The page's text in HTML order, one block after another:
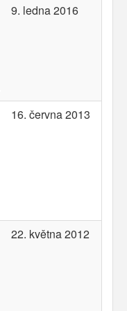
9. ledna 2016
16. června 2013
22. května 2012